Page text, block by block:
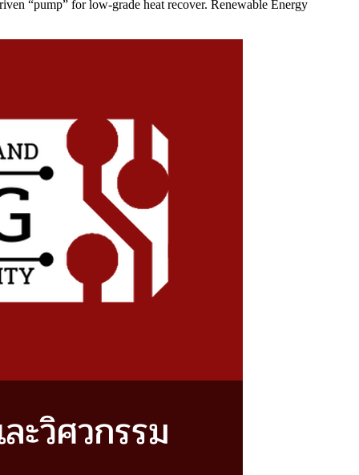
“pump” for low-grade heat recover. Renewable Energy